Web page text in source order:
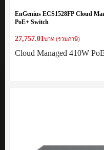
EnGenius ECS1528FP Cloud
PoE+ Switch
27,757.01บาท (รวมภาษี)
Cloud Managed 410W